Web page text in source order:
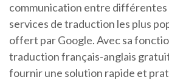
communication entre différentes
services de traduction les plus
offert par Google. Avec sa
traduction français-anglais
fournir une solution rapide et